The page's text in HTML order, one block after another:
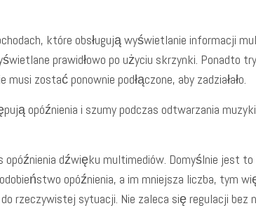
które obsługują wyświetlanie informacji
prawidłowo po użyciu skrzynki. Ponadto
zostać ponownie podłączone, aby zadziałało.
opóźnienia i szumy podczas odtwarzania
opóźnienia dźwięku multimediów. Domyślnie jest
opóźnienia, a im mniejsza liczba, tym
rzeczywistej sytuacji. Nie zaleca się regulacji bez